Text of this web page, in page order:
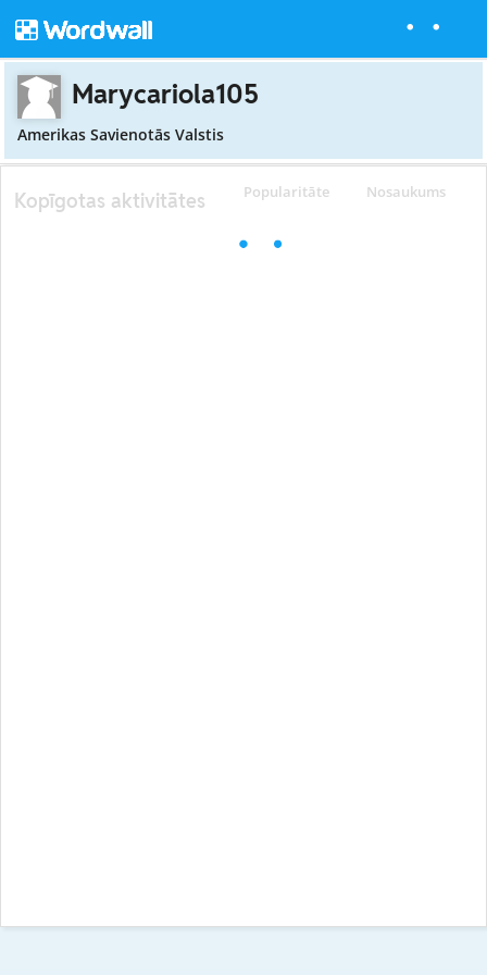
Marycariola105
Amerikas Savienotās Valstis
Popularitāte Nosaukums
Kopīgotas aktivitātes